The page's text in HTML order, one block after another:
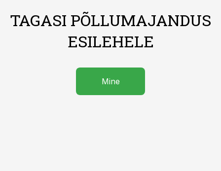
TAGASI PÕLLUMAJANDUS
ESILEHELE
Mine